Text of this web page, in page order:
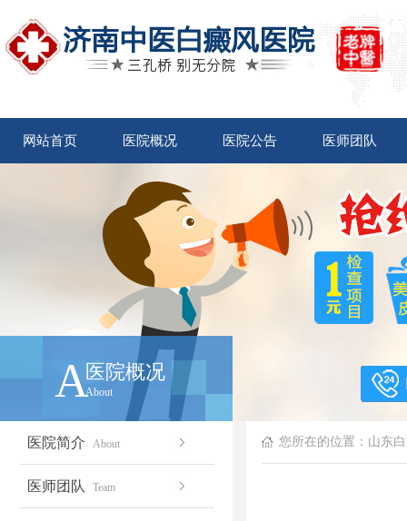
网站首页 医院概况 医院公告 医师团队
A医院概况
About
医院简介 About
医师团队 Team
您所在的位置： 山东